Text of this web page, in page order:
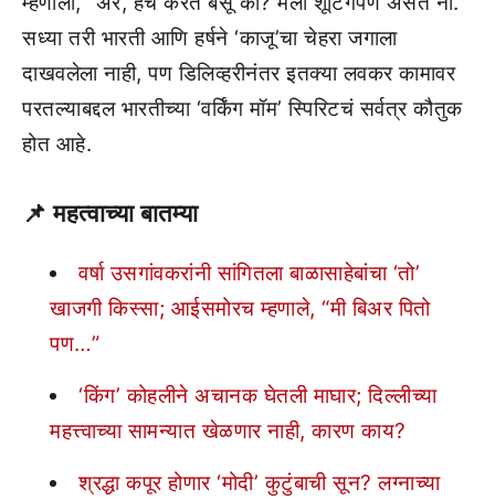
सध्या तरी भारती आणि हर्षने ‘काजू’चा चेहरा जगाला
दाखवलेला नाही, पण डिलिव्हरीनंतर इतक्या लवकर कामावर
परतल्याबद्दल भारतीच्या ‘वर्किंग मॉम’ स्पिरिटचं सर्वत्र कौतुक
होत आहे.
📌 महत्वाच्या बातम्या
वर्षा उसगांवकरांनी सांगितला बाळासाहेबांचा ‘तो’
खाजगी किस्सा; आईसमोरच म्हणाले, “मी बिअर पितो
पण…”
‘किंग’ कोहलीने अचानक घेतली माघार; दिल्लीच्या
महत्त्वाच्या सामन्यात खेळणार नाही, कारण काय?
श्रद्धा कपूर होणार ‘मोदी’ कुटुंबाची सून? लग्नाच्या